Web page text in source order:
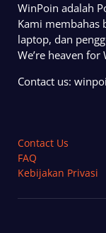
WinPoin adalah
Kami membahas
laptop, dan
We’re heaven for
Contact us:
Contact Us
FAQ
Kebijakan Privasi